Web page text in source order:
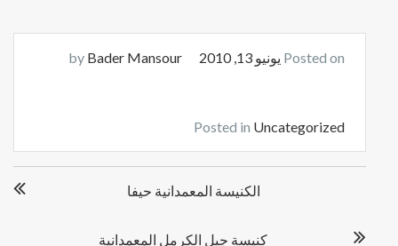
Posted on يونيو 13, 2010 Bader Mansour
Posted in Uncategorized
ح
الكنيسة المعمدانية حيفا
كنيسة جبل الكرمل المعمدانية